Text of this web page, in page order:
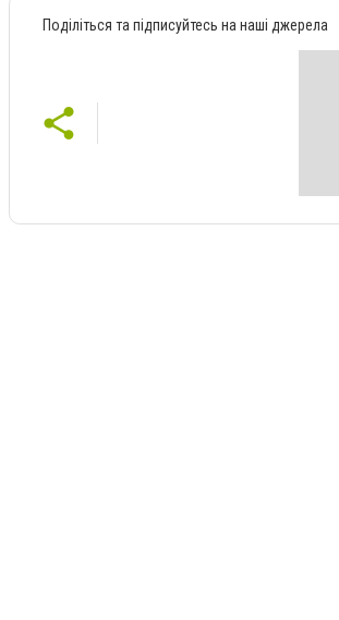
Поділіться та підписуйтесь на наші джерела